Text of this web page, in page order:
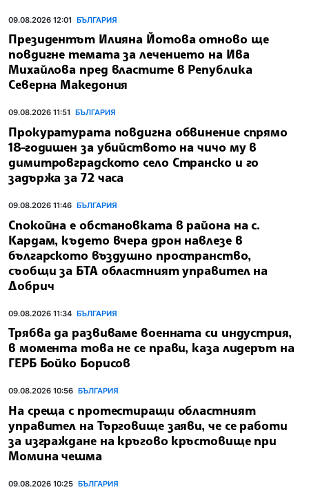
09.08.2026 12:01 БЪЛГАРИЯ
Президентът Илияна Йотова отново ще
повдигне темата за лечението на Ива
Михайлова пред властите в Република
Северна Македония
09.08.2026 11:51 БЪЛГАРИЯ
Прокуратурата повдигна обвинение спрямо
18-годишен за убийството на чичо му в
димитровградското село Странско и го
задържа за 72 часа
09.08.2026 11:46 БЪЛГАРИЯ
Спокойна е обстановката в района на с.
Кардам, където вчера дрон навлезе в
българското въздушно пространство,
съобщи за БТА областният управител на
Добрич
09.08.2026 11:34 БЪЛГАРИЯ
Трябва да развиваме военната си индустрия,
в момента това не се прави, каза лидерът на
ГЕРБ Бойко Борисов
09.08.2026 10:56 БЪЛГАРИЯ
На среща с протестиращи областният
управител на Търговище заяви, че се работи
за изграждане на кръгово кръстовище при
Момина чешма
09.08.2026 10:25 БЪЛГАРИЯ